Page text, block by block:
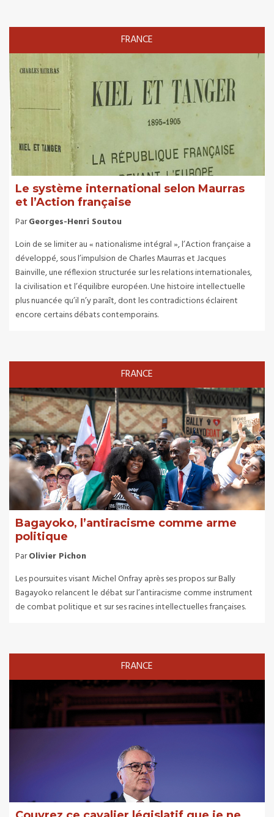
FRANCE
Le système international selon Maurras
et l’Action française
ParGeorges-Henri Soutou
Loin de se limiter au « nationalisme intégral », l’Action française a
développé, sous l’impulsion de Charles Maurras et Jacques
Bainville, une réflexion structurée sur les relations internationales,
la civilisation et l’équilibre européen. Une histoire intellectuelle
plus nuancée qu’il n’y paraît, dont les contradictions éclairent
encore certains débats contemporains.
FRANCE
Bagayoko, l’antiracisme comme arme
politique
ParOlivier Pichon
Les poursuites visant Michel Onfray après ses propos sur Bally
Bagayoko relancent le débat sur l’antiracisme comme instrument
de combat politique et sur ses racines intellectuelles françaises.
FRANCE